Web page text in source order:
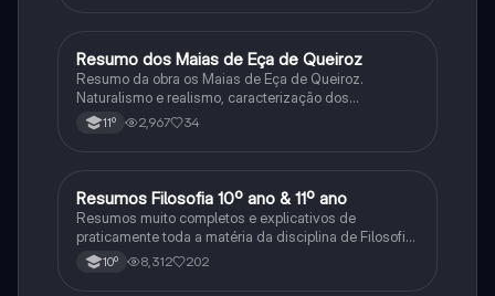
Português
Resumo dos Maias de Eça de Queiroz
Resumo da obra os Maias de Eça de Queiroz.
Naturalismo e realismo, caracterização dos
personagens e contexto histórico.
11º 2,967 34
Filosofia
Resumos Filosofia 10º ano & 11º ano
Resumos muito completos e explicativos de
praticamente toda a matéria da disciplina de Filosofia
10º 8,312 202